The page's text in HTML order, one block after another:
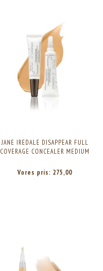
JANE IREDALE DISAPPEAR FULL
COVERAGE CONCEALER MEDIUM
Vores pris: 275,00